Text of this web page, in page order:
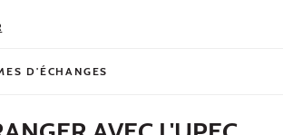
D'ÉCHANGES